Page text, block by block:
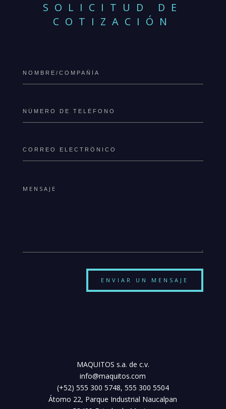
SOLICITUD DE
COTIZACIÓN
ENVIAR UN MENSAJE
MAQUITOS s.a. de c.v.
info@maquitos.com
(+52) 555 300 5748, 555 300 5504
Átomo 22, Parque Industrial Naucalpan